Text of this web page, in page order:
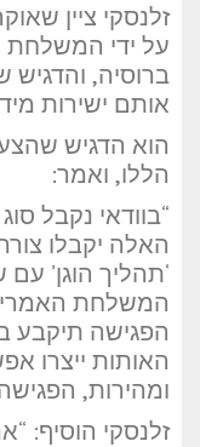
זלנסקי ציין
על ידי
ברוסיה,
אותם ישירות
הוא הדגיש
הללו, ואמר:
“בוודאי נקבל
האלה יקבלו
‘תהליך הוגן’
המשלחת
הפגישה תיקבע
האותות ייצרו
ומהירות,
זלנסקי הוסיף: